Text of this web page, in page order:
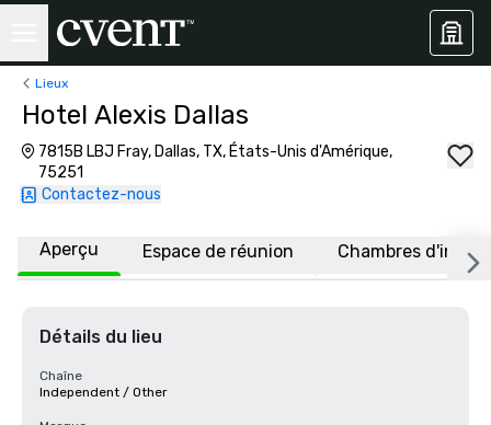
Lieux
Hotel Alexis Dallas
7815B LBJ Fray, Dallas, TX, États-Unis d'Amérique,
75251
Contactez-nous
Aperçu Espace de réunion Chambres
Détails du lieu
Chaîne
Independent / Other